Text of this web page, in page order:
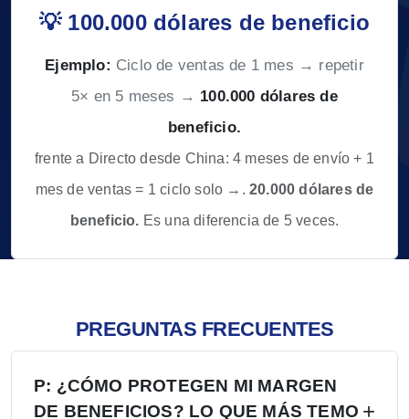
💡 100.000 dólares de beneficio
Ejemplo: Ciclo de ventas de 1 mes → repetir
5× en 5 meses → 100.000 dólares de
beneficio.
frente a Directo desde China: 4 meses de envío + 1
mes de ventas = 1 ciclo solo →. 20.000 dólares de
beneficio. Es una diferencia de 5 veces.
PREGUNTAS FRECUENTES
P: ¿CÓMO PROTEGEN MI MARGEN
DE BENEFICIOS? LO QUE MÁS TEMO